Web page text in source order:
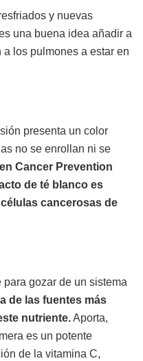
y nuevas
una buena idea añadir a
los pulmones a estar en
presenta un color
no se enrollan ni se
Cancer Prevention
de té blanco es
cancerosas de
gozar de un sistema
de las fuentes más
nutriente.Aporta,
es un potente
de la vitamina C,